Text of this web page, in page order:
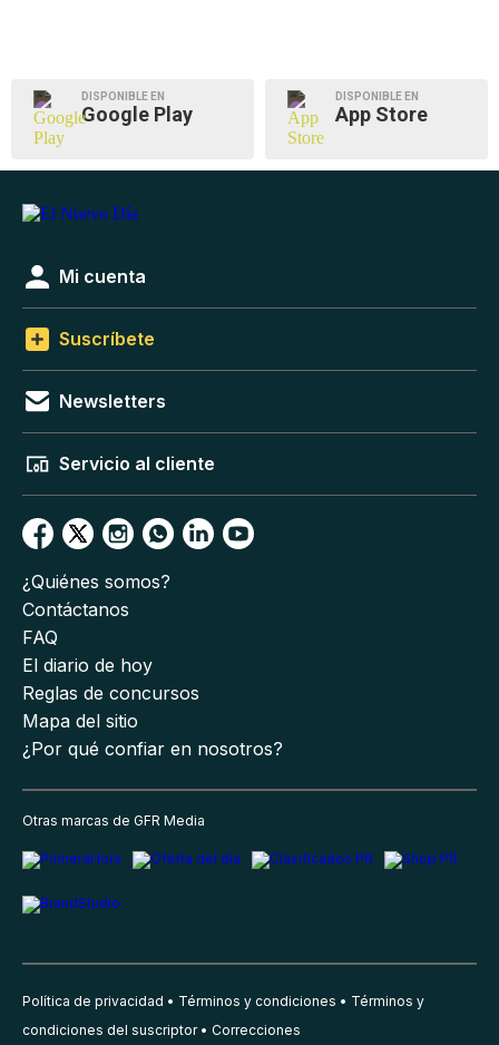
DISPONIBLE EN
Google Play
DISPONIBLE EN
App Store
Mi cuenta
Suscríbete
Newsletters
Servicio al cliente
¿Quiénes somos?
Contáctanos
FAQ
El diario de hoy
Reglas de concursos
Mapa del sitio
¿Por qué confiar en nosotros?
Otras marcas de GFR Media
Política de privacidad Términos y condiciones
Términos y
condiciones del suscriptor
Correcciones